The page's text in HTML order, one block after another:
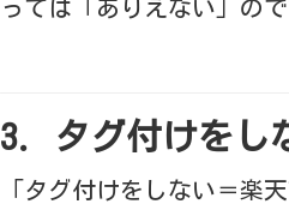
っては「ありえない」ので
3. タグ付けをし
「タグ付けをしない＝楽